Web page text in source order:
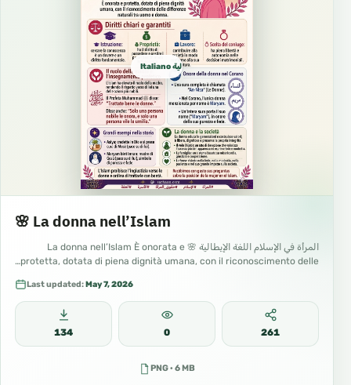
Italiano ايطالية
🌸 La donna nell’Islam
المرأة في الإسلام اللغة الإيطالية 🌸 La donna nell’Islam È onorata e
protetta, dotata di piena dignità umana, con il riconoscimento delle…
Last updated:May 7, 2026
134 0 261
PNG · 6 MB